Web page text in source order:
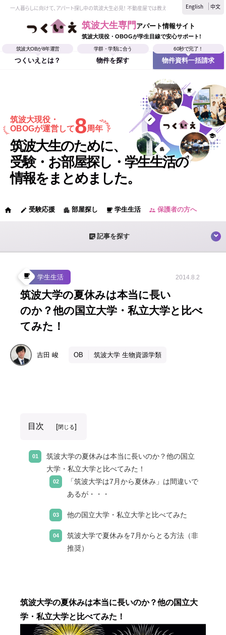
一人暮らしに向けて、アパート探し中の筑波大生必見！ 不動産屋では教えてくれない、筑波大生なら
English 中文
筑波大生専門 アパート情報サイト
筑波大現役・OBOGが学生目線で安心サポート!
筑波大OBが8年運営
つくいえとは？
学群・学類に合う
物件を探す
60秒で完了！
物件資料一括請求
筑波大現役・
OBOGが運営して8周年
筑波大生のために、
受験・お部屋探し・学生生活の
情報をまとめました。
home edit 受験応援 apartment 部屋探し local_cafe 学生生活 supervisor_account 保護者の方へ
sticky_note_2 記事を探す
local_cafe 学生生活 2014.8.2
筑波大学の夏休みは本当に長い
のか？他の国立大学・私立大学と比べ
てみた！
吉田 峻 OB 筑波大学 生物資源学類
目次 [閉じる]
筑波大学の夏休みは本当に長いのか？他の国立
大学・私立大学と比べてみた！
「筑波大学は7月から夏休み」は間違いで
あるが・・・
他の国立大学・私立大学と比べてみた
筑波大学で夏休みを7月からとる方法（非
推奨）
筑波大学の夏休みは本当に長いのか？他の国立大
学・私立大学と比べてみた！